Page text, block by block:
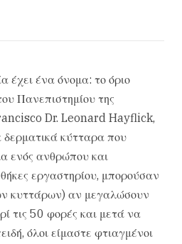
έχει ένα όνομα: το όριο
Πανεπιστημίου της
Dr. Leonard Hayflick,
δερματικά κύτταρα που
ενός ανθρώπου και
εργαστηρίου, μπορούσαν
κυττάρων) αν μεγαλώσουν
τις 50 φορές και μετά να
όλοι είμαστε φτιαγμένοι